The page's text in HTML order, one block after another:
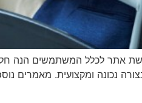
אתר לכלל המשתמשים הנה
נכונה ומקצועית. מאמרים